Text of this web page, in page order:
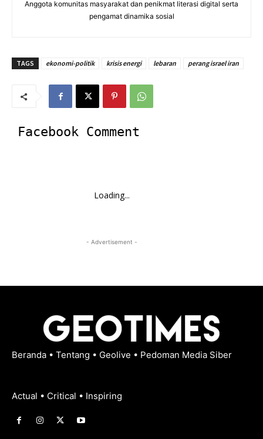
Anggota komunitas masyarakat dan penikmat literasi digital serta
pengamat dinamika sosial
TAGS ekonomi-politik krisis energi lebaran perang israel iran
Facebook Comment
Loading...
- Advertisement -
Beranda • Tentang • Geolive • Pedoman Media Siber
Actual • Critical • Inspiring